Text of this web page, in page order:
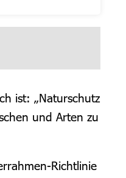
ist: „Naturschutz
und Arten zu
Richtlinie